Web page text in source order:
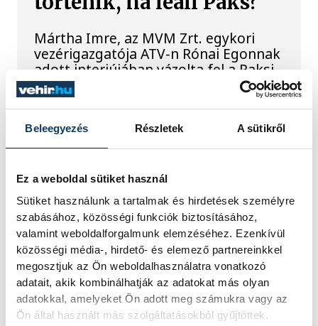
Beleegyezés Részletek A sütikről
Ez a weboldal sütiket használ
Sütiket használunk a tartalmak és hirdetések személyre
szabásához, közösségi funkciók biztosításához,
valamint weboldalforgalmunk elemzéséhez. Ezenkívül
közösségi média-, hirdető- és elemező partnereinkkel
megosztjuk az Ön weboldalhasználatra vonatkozó
adatait, akik kombinálhatják az adatokat más olyan
adatokkal, amelyeket Ön adott meg számukra vagy az
Ön által használt más szolgáltatásokból gyűjtöttek.
Mártha Imre, az MVM Zrt. egykori
vezérigazgatója ATV-n Rónai Egonnak
adott interjújában vázolta fel a Paksi
Atomerőmű előtt álló példátlan
technológiai kihívásokat. A
felelt a hazai energetikai
fejlesztésekért és a paksi blokkok
erőmű olyan üzemállapotban van,
amelyre eredetileg nem tervezték.
A Tisza-frakció
kezdeményezte, hogy
jövő kedden legyen az
államfőválasztás